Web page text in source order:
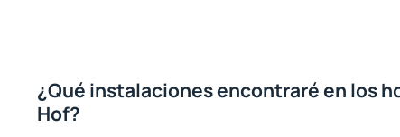
¿Qué instalaciones encontraré en los
Hof?